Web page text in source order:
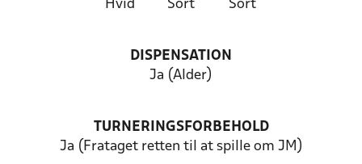
Hvid Sort Sort
DISPENSATION
Ja (Alder)
TURNERINGSFORBEHOLD
Ja (Frataget retten til at spille om JM)